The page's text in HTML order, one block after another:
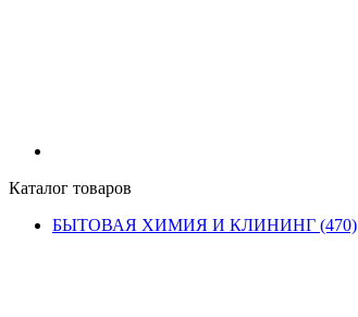
Каталог товаров
БЫТОВАЯ ХИМИЯ И КЛИНИНГ (470)